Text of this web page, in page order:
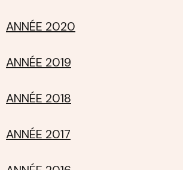
ANNÉE 2020
ANNÉE 2019
ANNÉE 2018
ANNÉE 2017